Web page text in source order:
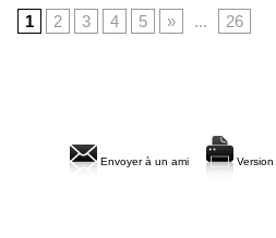
1
2 3 4 5 » ... 26
Envoyer à un ami Version